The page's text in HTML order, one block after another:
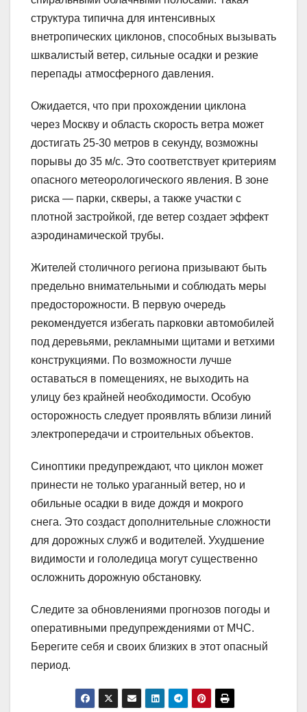
структура типична для интенсивных
внетропических циклонов, способных вызывать
шквалистый ветер, сильные осадки и резкие
перепады атмосферного давления.
Ожидается, что при прохождении циклона
через Москву и область скорость ветра может
достигать 25-30 метров в секунду, возможны
порывы до 35 м/с. Это соответствует критериям
опасного метеорологического явления. В зоне
риска — парки, скверы, а также участки с
плотной застройкой, где ветер создает эффект
аэродинамической трубы.
Жителей столичного региона призывают быть
предельно внимательными и соблюдать меры
предосторожности. В первую очередь
рекомендуется избегать парковки автомобилей
под деревьями, рекламными щитами и ветхими
конструкциями. По возможности лучше
оставаться в помещениях, не выходить на
улицу без крайней необходимости. Особую
осторожность следует проявлять вблизи линий
электропередачи и строительных объектов.
Синоптики предупреждают, что циклон может
принести не только ураганный ветер, но и
обильные осадки в виде дождя и мокрого
снега. Это создаст дополнительные сложности
для дорожных служб и водителей. Ухудшение
видимости и гололедица могут существенно
осложнить дорожную обстановку.
Следите за обновлениями прогнозов погоды и
оперативными предупреждениями от МЧС.
Берегите себя и своих близких в этот опасный
период.